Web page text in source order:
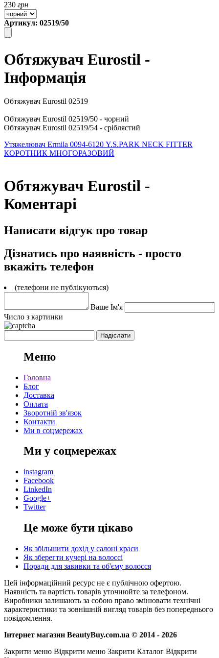
230 грн
Артикул: 02519/50
Обтяжувач Eurostil -
Інформація
Обтяжувач Eurostil 02519
Обтяжувач Eurostil 02519/50 - чорний
Обтяжувач Eurostil 02519/54 - сріблястий
Утяжелювач Ermila 0094-6120 Y.S.PARK NECK FITTER
КОРОТНИК МНОГОРАЗОВИЙ
Обтяжувач Eurostil -
Коментарі
Написати відгук про товар
Дізнатись про наявність - просто
вкажіть телефон
(телефони не публікуються)
Ваше Ім'я
Число з картинки
Меню
Головна
Блог
Доставка
Оплата
Зворотній зв'язок
Контакти
Ми в соцмережах
Ми у соцмережах
instagram
Facebook
LinkedIn
Google+
Twitter
Це може бути цікаво
Як збільшити дохід у салоні краси
Як зберегти кучері на волоссі
Поради для завивки та об'єму волосся
Цей інформаційний ресурс не є публічною офертою.
Наявність та вартість товарів уточнюйте за телефоном.
Виробники залишають за собою право змінювати технічні
характеристики та зовнішній вигляд товарів без попереднього
повідомлення.
Інтернет магазин BeautyBuy.com.ua © 2014 - 2026
Закрити меню Відкрити меню Закрити Каталог Відкрити